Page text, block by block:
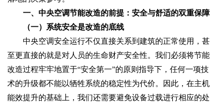
一、中央空调节能改造的前提：安全与舒适的双重保障
（一）系统安全是改造的底线
中央空调安全运行不仅直接关系到建筑的正常使用，甚
至更直接的就是对人员的生命财产安全性。我们必须将节能
改造过程牢牢地置于“安全第一”的原则指导下，任何一项技
术的升级都不能以牺牲系统的稳定性为代价。因此，在主机
能效提升的基础上，我们还需要避免设备过载进行相应的处